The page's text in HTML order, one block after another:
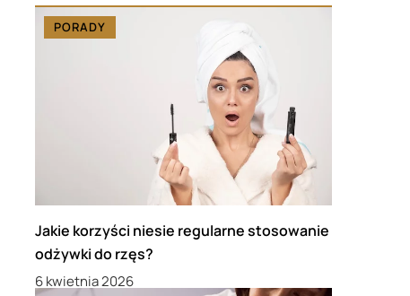
PORADY
Jakie korzyści niesie regularne stosowanie
odżywki do rzęs?
6 kwietnia 2026